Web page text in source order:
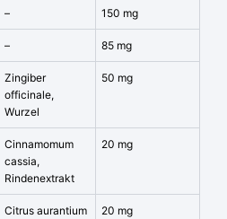
– 150 mg
– 85 mg
Zingiber
officinale,
Wurzel
50 mg
Cinnamomum
cassia,
Rindenextrakt
20 mg
Citrus aurantium
20 mg